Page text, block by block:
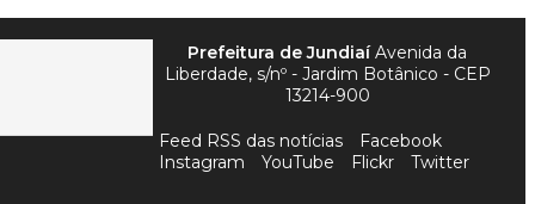
Prefeitura de JundiaíAvenida da
Liberdade, s/nº - Jardim Botânico - CEP
13214-900
Feed RSS das notícias
Facebook
Instagram
YouTube Flickr Twitter